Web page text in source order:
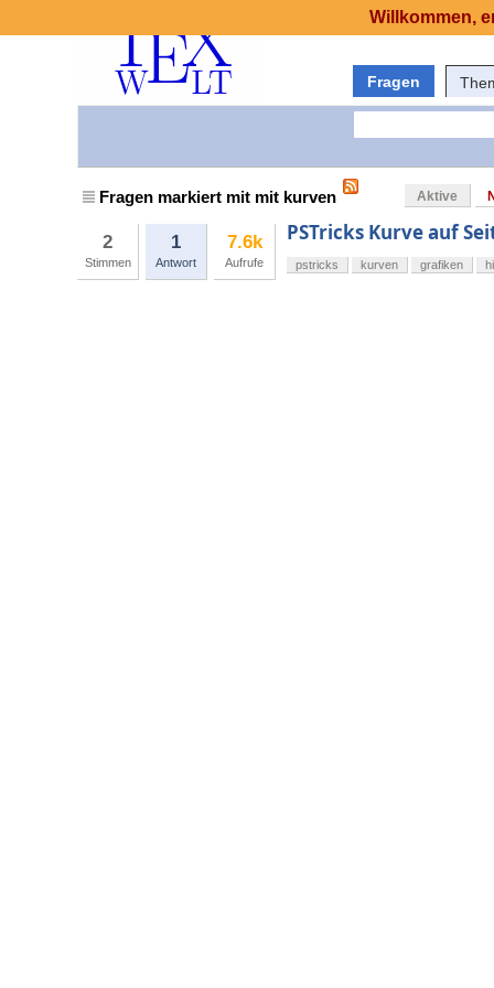
Fragen
Fragen markiert mit mit kurven Aktive
2
Stimmen
1
Antwort
7.6k
Aufrufe
PSTricks Kurve auf
pstricks kurven grafiken
Willkommen,